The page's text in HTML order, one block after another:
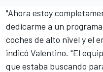
"Ahora estoy
dedicarme a un
coches de alto nivel y el
indicó Valentino. "El
que estaba buscando